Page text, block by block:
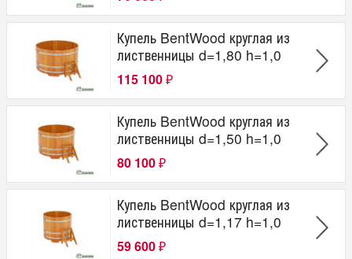
Купель BentWood круглая из
лиственницы d=1,80 h=1,0
115 100 ₽
Купель BentWood круглая из
лиственницы d=1,50 h=1,0
80 100 ₽
Купель BentWood круглая из
лиственницы d=1,17 h=1,0
59 600 ₽